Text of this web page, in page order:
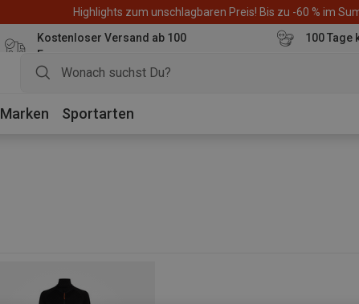
Highlights zum unschlagbaren Preis! Bis zu -60 % im
Kostenloser Versand ab 100
Euro
100 Tage
Marken Sportarten